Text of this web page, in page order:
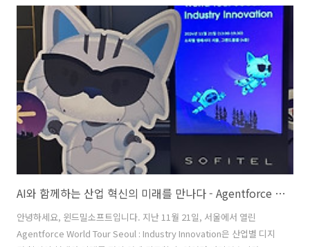
AI와 사람이 함께 만들어가는 새로운 가능성이번 Agentforce World
Tour Korea 2025는 단순한 기능 소개를 넘어, Salesforce가 제안하는
AI 기반 업무 방식을 구체적인 기업 사례와 체험을 통해 보여준 자리였습
니다. What if?기업의 인적 자원을 무한히 확장할 수 있다면,기업에게 무
한한 역량이 주어..
AI와 함께하는 산업 혁신의 미래를 만나다 - Agentforce World Tour Seoul
안녕하세요, 윈드밀소프트입니다. 지난 11월 21일, 서울에서 열린
Agentforce World Tour Seoul : Industry Innovation은 산업별 디지